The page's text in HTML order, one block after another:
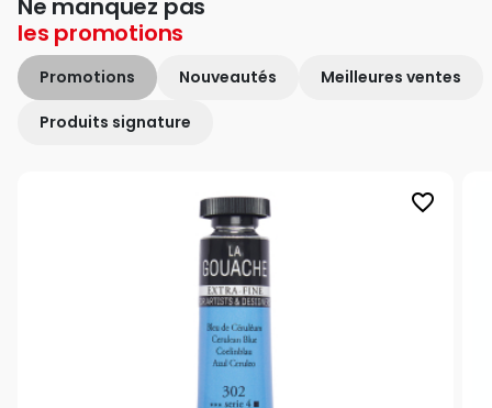
Ne manquez pas
les promotions
Promotions Nouveautés Meilleures ventes
Produits signature
favorite_border